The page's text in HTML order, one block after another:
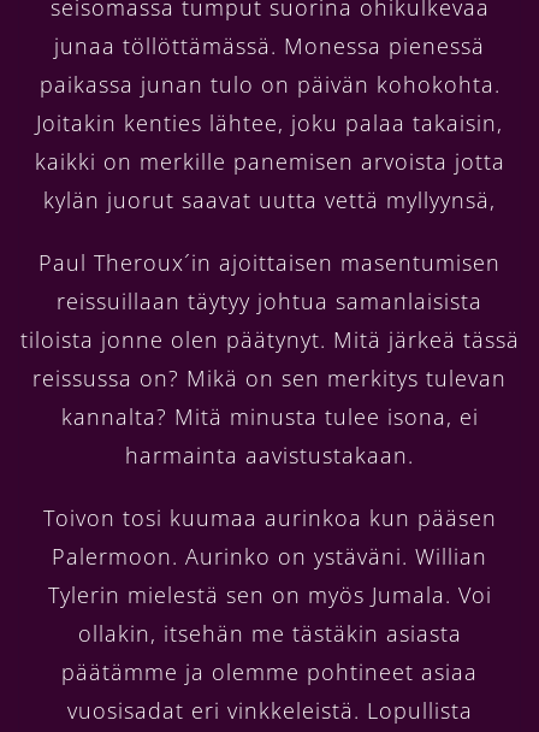
seisomassa tumput suorina ohikulkevaa
junaa töllöttämässä. Monessa pienessä
paikassa junan tulo on päivän kohokohta.
Joitakin kenties lähtee, joku palaa takaisin,
kaikki on merkille panemisen arvoista jotta
kylän juorut saavat uutta vettä myllyynsä,
Paul Theroux´in ajoittaisen masentumisen
reissuillaan täytyy johtua samanlaisista
tiloista jonne olen päätynyt. Mitä järkeä tässä
reissussa on? Mikä on sen merkitys tulevan
kannalta? Mitä minusta tulee isona, ei
harmainta aavistustakaan.
Toivon tosi kuumaa aurinkoa kun pääsen
Palermoon. Aurinko on ystäväni. Willian
Tylerin mielestä sen on myös Jumala. Voi
ollakin, itsehän me tästäkin asiasta
päätämme ja olemme pohtineet asiaa
vuosisadat eri vinkkeleistä. Lopullista